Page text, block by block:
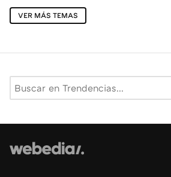
VER MÁS TEMAS